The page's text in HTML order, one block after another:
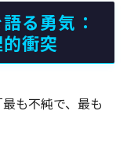
る勇気：
衝突
も不純で、最も